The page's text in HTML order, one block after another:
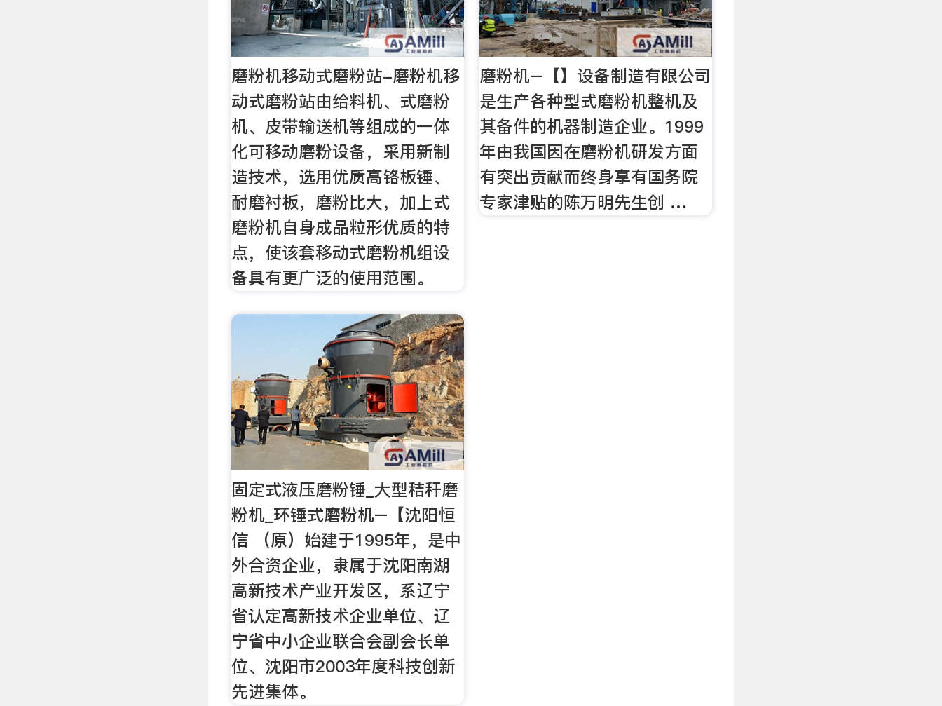
磨粉机移动式磨粉站-磨粉机移
动式磨粉站由给料机、式磨粉
机、皮带输送机等组成的一体
化可移动磨粉设备，采用新制
造技术，选用优质高铬板锤、
耐磨衬板，磨粉比大，加上式
磨粉机自身成品粒形优质的特
点，使该套移动式磨粉机组设
备具有更广泛的使用范围。
磨粉机–【】设备制造有限公司
是生产各种型式磨粉机整机及
其备件的机器制造企业。1999
年由我国因在磨粉机研发方面
有突出贡献而终身享有国务院
专家津贴的陈万明先生创 …
固定式液压磨粉锤_大型秸秆磨
粉机_环锤式磨粉机–【沈阳恒
信 （原）始建于1995年，是中
外合资企业，隶属于沈阳南湖
高新技术产业开发区，系辽宁
省认定高新技术企业单位、辽
宁省中小企业联合会副会长单
位、沈阳市2003年度科技创新
先进集体。